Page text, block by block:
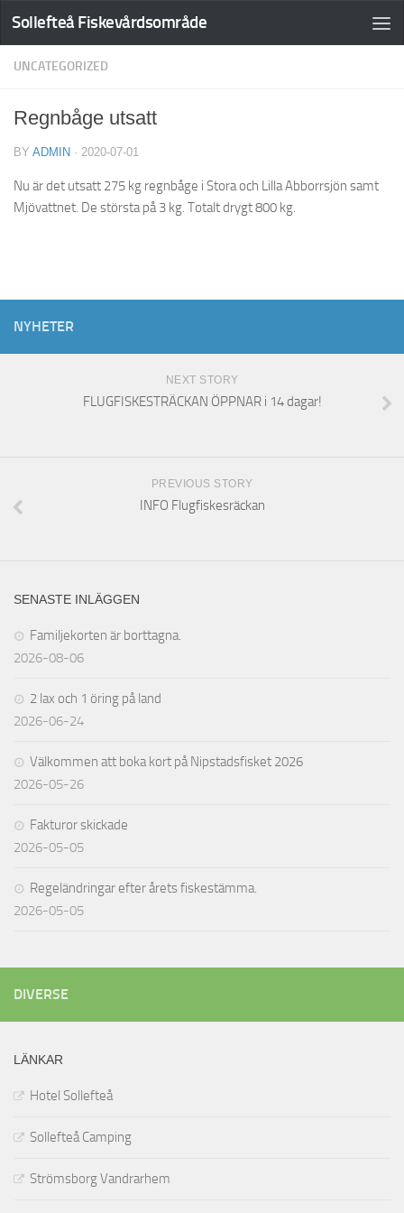
Sollefteå Fiskevårdsområde
UNCATEGORIZED
Regnbåge utsatt
BY ADMIN · 2020-07-01
Nu är det utsatt 275 kg regnbåge i Stora och Lilla Abborrsjön samt
Mjövattnet. De största på 3 kg. Totalt drygt 800 kg.
NYHETER
NEXT STORY
FLUGFISKESTRÄCKAN ÖPPNAR i 14 dagar!
PREVIOUS STORY
INFO Flugfiskesräckan
SENASTE INLÄGGEN
Familjekorten är borttagna.
2026-08-06
2 lax och 1 öring på land
2026-06-24
Välkommen att boka kort på Nipstadsfisket 2026
2026-05-26
Fakturor skickade
2026-05-05
Regeländringar efter årets fiskestämma.
2026-05-05
DIVERSE
LÄNKAR
Hotel Sollefteå
Sollefteå Camping
Strömsborg Vandrarhem